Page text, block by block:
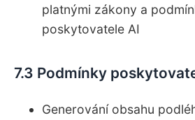
platnými zákony a
poskytovatele AI
7.3 Podmínky
Generování obsahu